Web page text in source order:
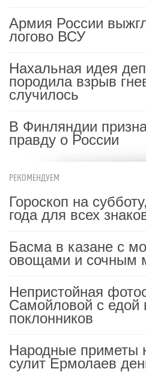
Армия России
логово ВСУ
Нахальная идея
породила взрыв
случилось
В Финляндии
правду о России
РЕКОМЕНДУЕМ
Гороскоп на
года для всех
Басма в казане с
овощами и сочным
Непристойная
Самойловой с едой
поклонников
Народные приметы
сулит Ермолаев